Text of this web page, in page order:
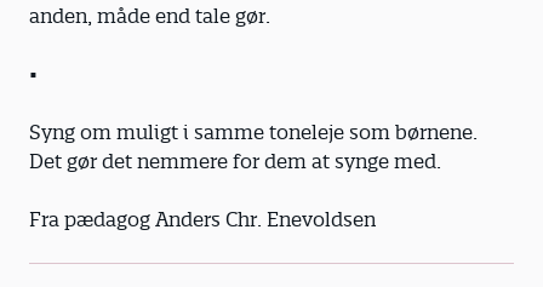
anden, måde end tale gør.
•
Syng om muligt i samme toneleje som børnene.
Det gør det nemmere for dem at synge med.
Fra pædagog Anders Chr. Enevoldsen